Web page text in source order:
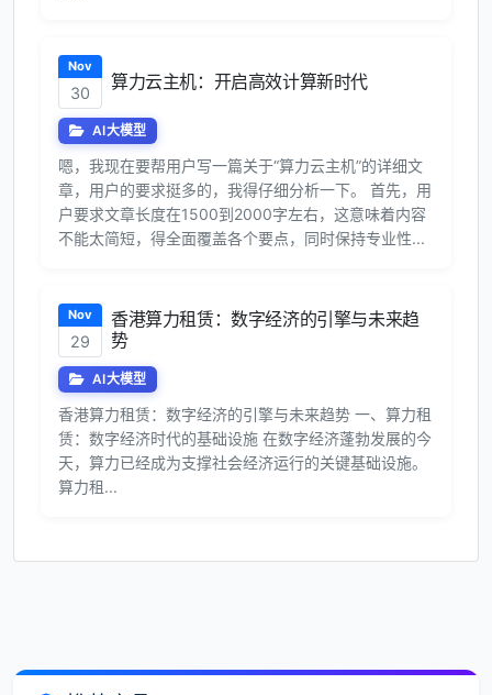
Nov
30
算力云主机：开启高效计算新时代
AI大模型
嗯，我现在要帮用户写一篇关于“算力云主机”的详细文
章，用户的要求挺多的，我得仔细分析一下。 首先，用
户要求文章长度在1500到2000字左右，这意味着内容
不能太简短，得全面覆盖各个要点，同时保持专业性...
Nov
29
香港算力租赁：数字经济的引擎与未来趋
势
AI大模型
香港算力租赁：数字经济的引擎与未来趋势 一、算力租
赁：数字经济时代的基础设施 在数字经济蓬勃发展的今
天，算力已经成为支撑社会经济运行的关键基础设施。
算力租...